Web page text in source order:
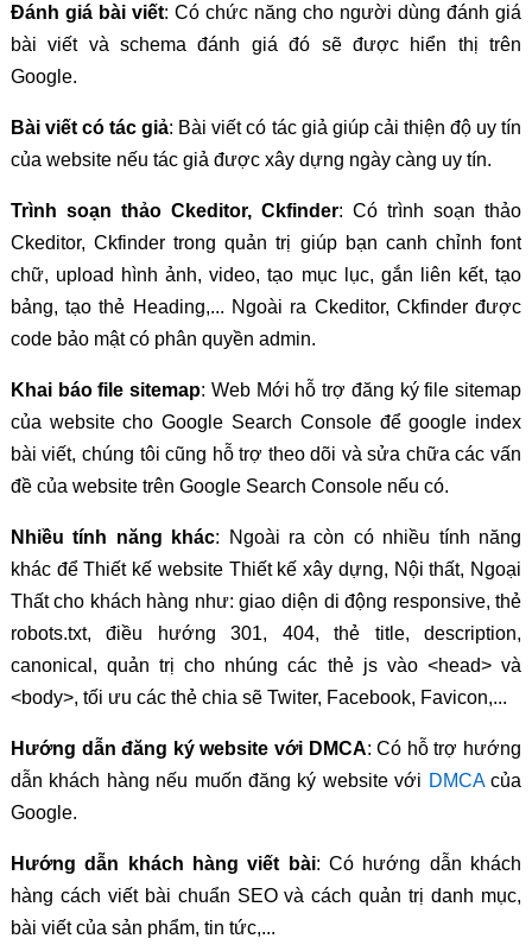
Đánh giá bài viết: Có chức năng cho người dùng đánh giá
bài viết và schema đánh giá đó sẽ được hiển thị trên
Google.
Bài viết có tác giả: Bài viết có tác giả giúp cải thiện độ uy tín
của website nếu tác giả được xây dựng ngày càng uy tín.
Trình soạn thảo Ckeditor, Ckfinder: Có trình soạn thảo
Ckeditor, Ckfinder trong quản trị giúp bạn canh chỉnh font
chữ, upload hình ảnh, video, tạo mục lục, gắn liên kết, tạo
bảng, tạo thẻ Heading,... Ngoài ra Ckeditor, Ckfinder được
code bảo mật có phân quyền admin.
Khai báo file sitemap: Web Mới hỗ trợ đăng ký file sitemap
của website cho Google Search Console để google index
bài viết, chúng tôi cũng hỗ trợ theo dõi và sửa chữa các vấn
đề của website trên Google Search Console nếu có.
Nhiều tính năng khác: Ngoài ra còn có nhiều tính năng
khác để Thiết kế website Thiết kế xây dựng, Nội thất, Ngoại
Thất cho khách hàng như: giao diện di động responsive, thẻ
robots.txt, điều hướng 301, 404, thẻ title, description,
canonical, quản trị cho nhúng các thẻ js vào <head> và
<body>, tối ưu các thẻ chia sẽ Twiter, Facebook, Favicon,...
Hướng dẫn đăng ký website với DMCA: Có hỗ trợ hướng
dẫn khách hàng nếu muốn đăng ký website với DMCAcủa
Google.
Hướng dẫn khách hàng viết bài: Có hướng dẫn khách
hàng cách viết bài chuẩn SEO và cách quản trị danh mục,
bài viết của sản phẩm, tin tức,...